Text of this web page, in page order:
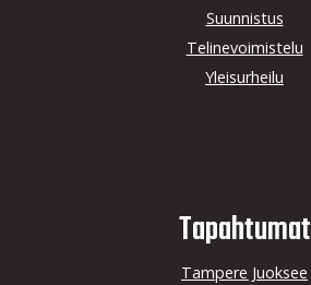
Suunnistus
Telinevoimistelu
Yleisurheilu
Tapahtumat
Tampere Juoksee